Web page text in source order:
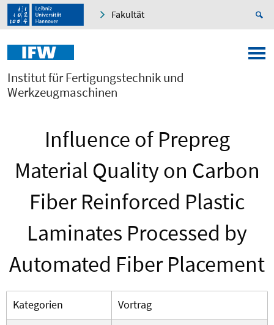
Fakultät
Institut für Fertigungstechnik und
Werkzeugmaschinen
Influence of Prepreg
Material Quality on Carbon
Fiber Reinforced Plastic
Laminates Processed by
Automated Fiber Placement
Kategorien
Vortrag